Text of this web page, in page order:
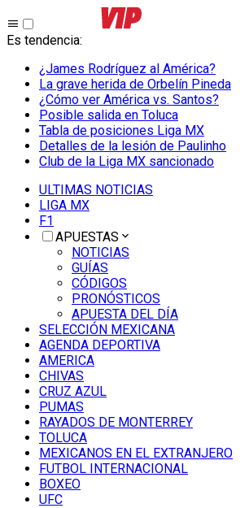
Es tendencia:
¿James Rodríguez al América?
La grave herida de Orbelín Pineda
¿Cómo ver América vs. Santos?
Posible salida en Toluca
Tabla de posiciones Liga MX
Detalles de la lesión de Paulinho
Club de la Liga MX sancionado
ULTIMAS NOTICIAS
LIGA MX
F1
APUESTAS
NOTICIAS
GUÍAS
CÓDIGOS
PRONÓSTICOS
APUESTA DEL DÍA
SELECCIÓN MEXICANA
AGENDA DEPORTIVA
AMERICA
CHIVAS
CRUZ AZUL
PUMAS
RAYADOS DE MONTERREY
TOLUCA
MEXICANOS EN EL EXTRANJERO
FUTBOL INTERNACIONAL
BOXEO
UFC